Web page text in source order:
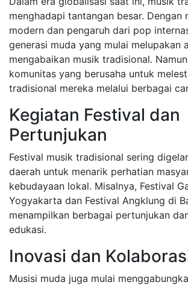
menghadapi tantangan besar. Dengan
modern dan pengaruh dari pop
generasi muda yang mulai melupakan
mengabaikan musik tradisional.
komunitas yang berusaha untuk
tradisional mereka melalui berbagai
Kegiatan Festival dan
Pertunjukan
Festival musik tradisional sering
daerah untuk menarik perhatian
kebudayaan lokal. Misalnya, Festival
Yogyakarta dan Festival Angklung di
menampilkan berbagai pertunjukan
edukasi.
Inovasi dan
Musisi muda juga mulai